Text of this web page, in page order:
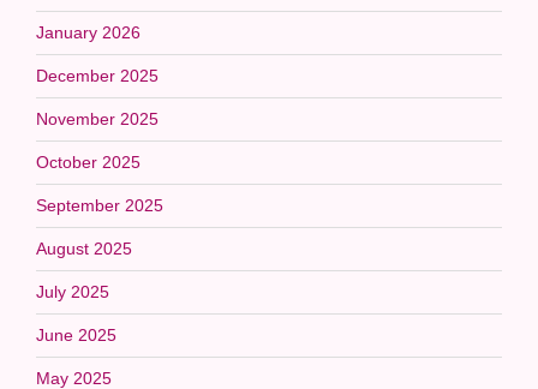
January 2026
December 2025
November 2025
October 2025
September 2025
August 2025
July 2025
June 2025
May 2025